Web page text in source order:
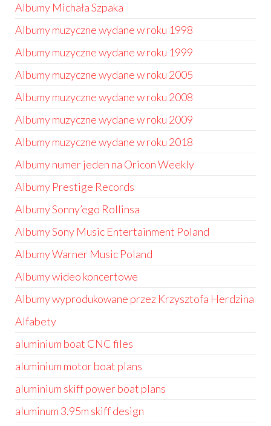
Albumy Michała Szpaka
Albumy muzyczne wydane w roku 1998
Albumy muzyczne wydane w roku 1999
Albumy muzyczne wydane w roku 2005
Albumy muzyczne wydane w roku 2008
Albumy muzyczne wydane w roku 2009
Albumy muzyczne wydane w roku 2018
Albumy numer jeden na Oricon Weekly
Albumy Prestige Records
Albumy Sonny’ego Rollinsa
Albumy Sony Music Entertainment Poland
Albumy Warner Music Poland
Albumy wideo koncertowe
Albumy wyprodukowane przez Krzysztofa Herdzina
Alfabety
aluminium boat CNC files
aluminium motor boat plans
aluminium skiff power boat plans
aluminum 3.95m skiff design